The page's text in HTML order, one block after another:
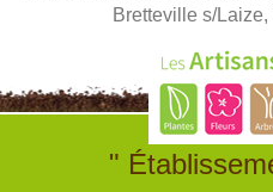
Bretteville s/
"